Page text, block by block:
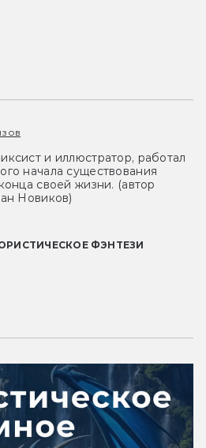
и иллюстратор, работал
начала существования
своей жизни. (автор
Новиков)
ФЭНТЕЗИ